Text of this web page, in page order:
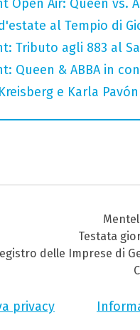
Open Air: Queen vs.
al Tempio di
Tributo agli 883 al
Queen & ABBA in
e Karla
Testata
delle Imprese di
privacy